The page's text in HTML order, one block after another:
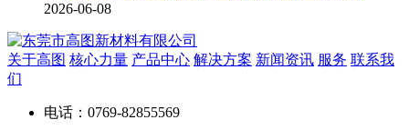
2026-06-08
关于高图 核心力量 产品中心 解决方案 新闻资讯 服务 联系我
们
电话：0769-82855569